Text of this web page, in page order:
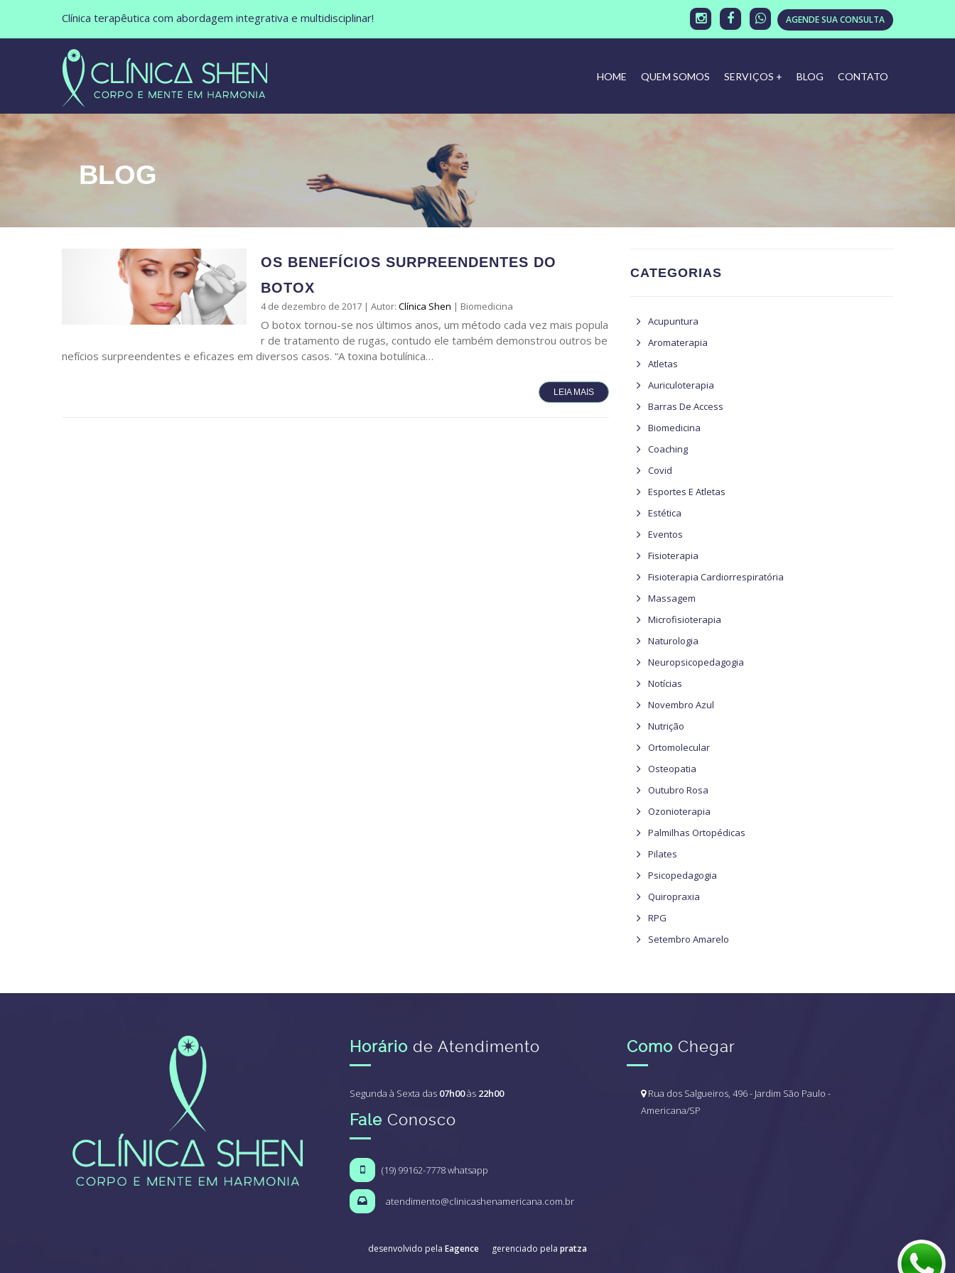
Clínica terapêutica com abordagem integrativa e multidisciplinar! AGENDE SUA CONSULTA
HOME QUEM SOMOS SERVIÇOS + BLOG CONTATO
BLOG
OS BENEFÍCIOS SURPREENDENTES DO
BOTOX
4 de dezembro de 2017 | Autor: Clínica Shen | Biomedicina
O botox tornou-se nos últimos anos, um método cada vez mais popula
r de tratamento de rugas, contudo ele também demonstrou outros be
nefícios surpreendentes e eficazes em diversos casos. “A toxina botulínica…
LEIA MAIS
CATEGORIAS
Acupuntura
Aromaterapia
Atletas
Auriculoterapia
Barras De Access
Biomedicina
Coaching
Covid
Esportes E Atletas
Estética
Eventos
Fisioterapia
Fisioterapia Cardiorrespiratória
Massagem
Microfisioterapia
Naturologia
Neuropsicopedagogia
Notícias
Novembro Azul
Nutrição
Ortomolecular
Osteopatia
Outubro Rosa
Ozonioterapia
Palmilhas Ortopédicas
Pilates
Psicopedagogia
Quiropraxia
RPG
Setembro Amarelo
Horário de Atendimento
Segunda à Sexta das 07h00às 22h00
Fale Conosco
(19) 99162-7778 whatsapp
atendimento@clinicashenamericana.com.br
Como Chegar
Rua dos Salgueiros, 496 - Jardim São Paulo -
Americana/SP
desenvolvido pela Eagence gerenciado pela pratza